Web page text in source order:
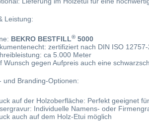
Leistung:
BEKRO BESTFILL® 5000
zertifiziert nach DIN ISO 12757-
ca 5.000 Meter
Wunsch gegen Aufpreis auch eine
und Branding-Optionen:
auf der Holzoberfläche: Perfekt geeignet
Individuelle Namens- oder
auch auf dem Holz-Etui möglich